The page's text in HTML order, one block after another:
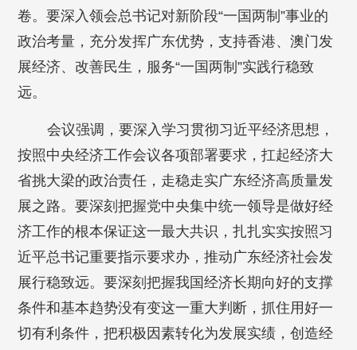
卷。要深入领会总书记对新阶段“一国两制”事业的
政治考量，充分发挥广东优势，支持香港、澳门发
展经济、改善民生，服务“一国两制”实践行稳致
远。
会议强调，要深入学习贯彻习近平经济思想，
按照中央经济工作会议各项部署要求，扛起经济大
省挑大梁的政治责任，走稳走实广东经济高质量发
展之路。要深刻把握党中央集中统一领导是做好经
济工作的根本保证这一最大共识，扎扎实实按照习
近平总书记重要指示要求办，推动广东经济社会发
展行稳致远。要深刻把握我国经济长期向好的支撑
条件和基本趋势没有变这一重大判断，抓住用好一
切有利条件，把积极因素转化为发展实绩，创造经